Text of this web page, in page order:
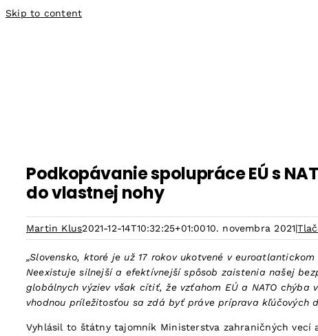
Skip to content
Podkopávanie spolupráce EÚ s
do vlastnej nohy
Martin Klus2021-12-14T10:32:25+01:0010. novembra 2021|
„Slovensko, ktoré je už 17 rokov ukotvené v
Neexistuje silnejší a efektívnejší spôsob zaistenia našej
globálnych výziev však cítiť, že vzťahom EÚ a NATO
vhodnou príležitosťou sa zdá byť práve príprava kľúčových
Vyhlásil to štátny tajomník Ministerstva zahraničných vecí